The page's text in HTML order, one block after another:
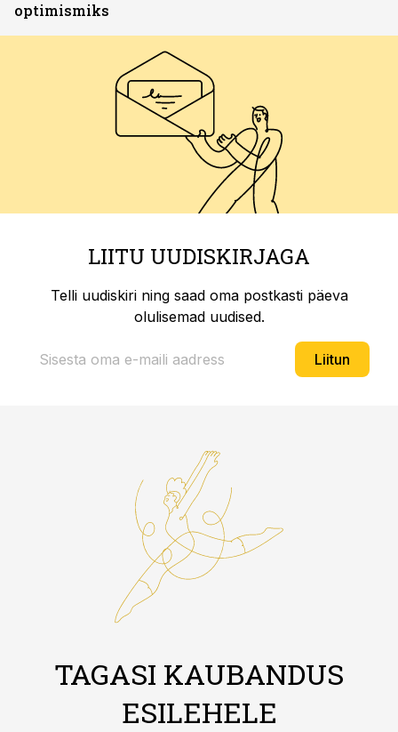
optimismiks
LIITU UUDISKIRJAGA
Telli uudiskiri ning saad oma postkasti päeva
olulisemad uudised.
Liitun
TAGASI KAUBANDUS
ESILEHELE